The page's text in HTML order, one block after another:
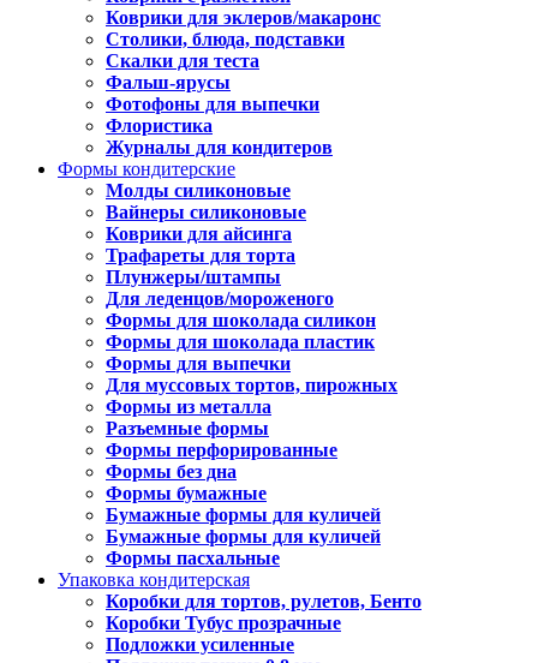
Коврики для эклеров/макаронс
Столики, блюда, подставки
Скалки для теста
Фальш-ярусы
Фотофоны для выпечки
Флористика
Журналы для кондитеров
Формы кондитерские
Молды силиконовые
Вайнеры силиконовые
Коврики для айсинга
Трафареты для торта
Плунжеры/штампы
Для леденцов/мороженого
Формы для шоколада силикон
Формы для шоколада пластик
Формы для выпечки
Для муссовых тортов, пирожных
Формы из металла
Разъемные формы
Формы перфорированные
Формы без дна
Формы бумажные
Бумажные формы для куличей
Бумажные формы для куличей
Формы пасхальные
Упаковка кондитерская
Коробки для тортов, рулетов, Бенто
Коробки Тубус прозрачные
Подложки усиленные